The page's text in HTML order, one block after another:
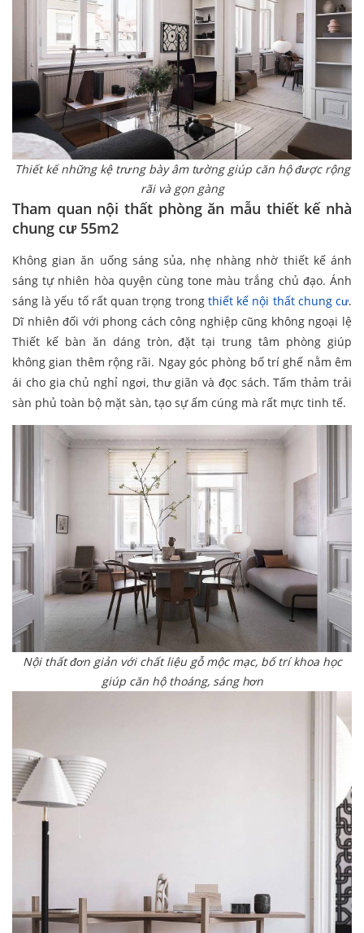
Thiết kế những kệ trưng bày âm tường giúp căn hộ được rộng
rãi và gọn gàng
Tham quan nội thất phòng ăn mẫu thiết kế nhà
chung cư 55m2
Không gian ăn uống sáng sủa, nhẹ nhàng nhờ thiết kế ánh
sáng tự nhiên hòa quyện cùng tone màu trắng chủ đạo. Ánh
sáng là yếu tố rất quan trọng trong thiết kế nội thất chung cư.
Dĩ nhiên đối với phong cách công nghiệp cũng không ngoại lệ
Thiết kế bàn ăn dáng tròn, đặt tại trung tâm phòng giúp
không gian thêm rộng rãi. Ngay góc phòng bố trí ghế nằm êm
ái cho gia chủ nghỉ ngơi, thư giãn và đọc sách. Tấm thảm trải
sàn phủ toàn bộ mặt sàn, tạo sự ấm cúng mà rất mực tinh tế.
Nội thất đơn giản với chất liệu gỗ mộc mạc, bố trí khoa học
giúp căn hộ thoáng, sáng hơn